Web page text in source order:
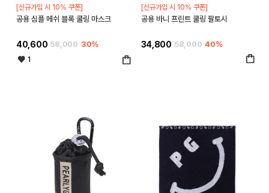
[신규가입 시 10% 쿠폰]
공용 심플 메쉬 블록 쿨링 마스크
40,600 58,000 30%
1
[신규가입 시 10% 쿠폰]
공용 바니 프린트 쿨링 팔토시
34,800 58,000 40%